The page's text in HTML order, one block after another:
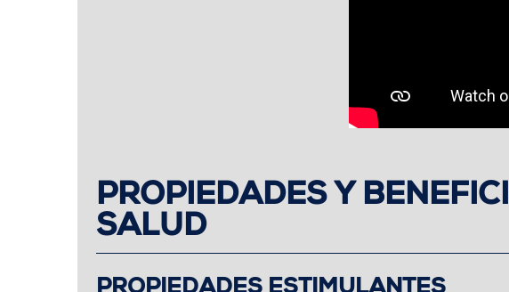
PROPIEDADES Y
SALUD